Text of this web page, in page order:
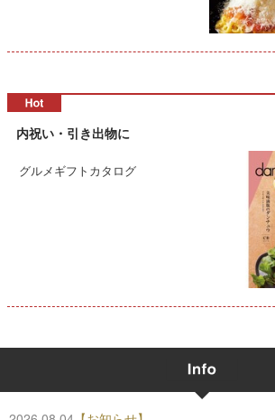
内祝い・引き出物に
グルメギフトカタログ